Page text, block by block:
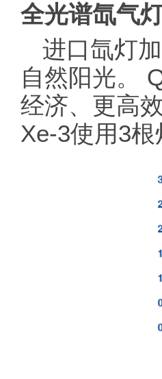
全光谱氙气
进口氙灯
自然阳光。
经济、更高
Xe-3使用3根